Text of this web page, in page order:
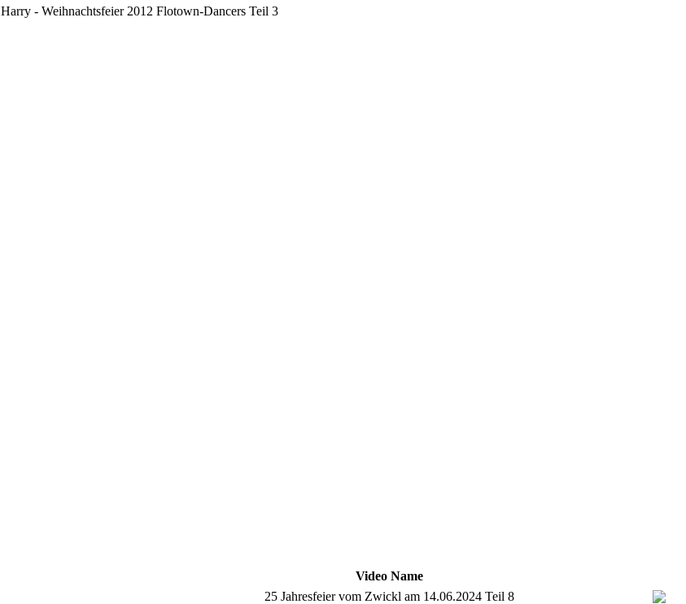
Harry - Weihnachtsfeier 2012 Flotown-Dancers Teil 3
Video Name
25 Jahresfeier vom Zwickl am 14.06.2024 Teil 8